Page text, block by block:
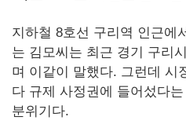
지하철 8호선 구리역 인근에
는 김모씨는 최근 경기 구리
며 이같이 말했다. 그런데 시
다 규제 사정권에 들어섰다
분위기다.